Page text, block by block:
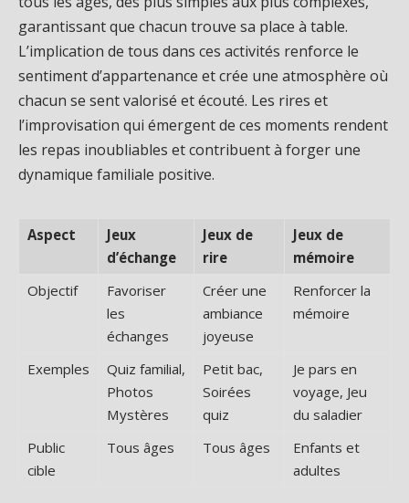
garantissant que chacun trouve sa place à table.
L’implication de tous dans ces activités renforce le
sentiment d’appartenance et crée une atmosphère où
chacun se sent valorisé et écouté. Les rires et
l’improvisation qui émergent de ces moments rendent
les repas inoubliables et contribuent à forger une
dynamique familiale positive.
Aspect
Jeux
d’échange
Jeux de
rire
Jeux de
mémoire
Objectif
Favoriser
les
échanges
Créer une
ambiance
joyeuse
Renforcer la
mémoire
Exemples
Quiz familial,
Photos
Mystères
Petit bac,
Soirées
quiz
Je pars en
voyage, Jeu
du saladier
Public
cible
Tous âges Tous âges
Enfants et
adultes